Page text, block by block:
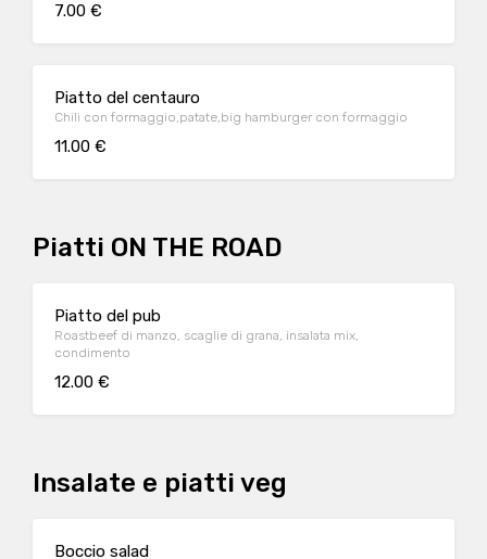
7.00 €
Piatto del centauro
Chili con formaggio,patate,big hamburger con formaggio
11.00 €
Piatti ON THE ROAD
Piatto del pub
Roastbeef di manzo, scaglie di grana, insalata mix,
condimento
12.00 €
Insalate e piatti veg
Boccio salad